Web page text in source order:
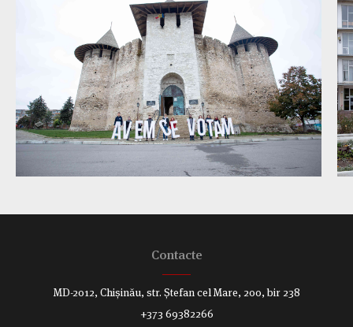
Contacte
MD-2012, Chișinău, str. Ștefan cel Mare, 200, bir 238
+373 69382266